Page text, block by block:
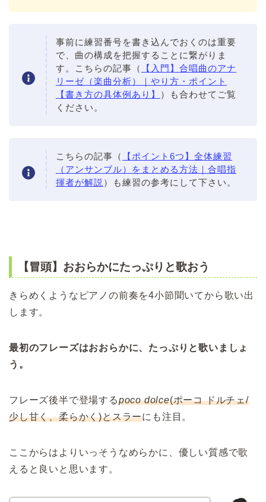
事前に練習番号を書き込んでおくのは重要
で、曲の構成を把握することに繋がりま
す。こちらの記事（
【入門】合唱曲のアナ
リーゼ（楽曲分析）｜やり方・ポイント
【書き方の具体例あり】
）も合わせてご覧
ください。
こちらの記事（
【ポイント6つ】全体練習
（アンサンブル）をまとめる方法｜合唱指
揮者が解説 ）も練習の参考にして下さい。
【冒頭】おおらかにたっぷりと歌おう
きらめくようなピアノの前奏を4小節聞いてから歌い出
します。
最初のフレーズはおおらかに、たっぷりと歌いましょ
う。
フレーズ後半で登場するpoco dolce(ポーコ ドルチェ/
少し甘く、柔らかく)とスラーにも注目。
ここからはよりいっそうなめらかに、優しい質感で歌
えると良いと思います。